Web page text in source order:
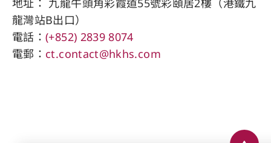
龍灣站B出口）
電話：(+852) 2839 8074
電郵： ct.contact@hkhs.com